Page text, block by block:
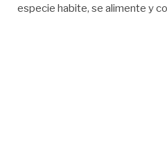
especie habite, se alimente y